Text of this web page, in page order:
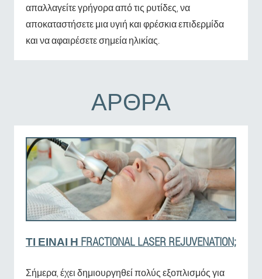
απαλλαγείτε γρήγορα από τις ρυτίδες, να
αποκαταστήσετε μια υγιή και φρέσκια επιδερμίδα
και να αφαιρέσετε σημεία ηλικίας.
ΆΡΘΡΑ
ΤΙ ΕΊΝΑΙ Η FRACTIONAL LASER REJUVENATION;
Σήμερα, έχει δημιουργηθεί πολύς εξοπλισμός για